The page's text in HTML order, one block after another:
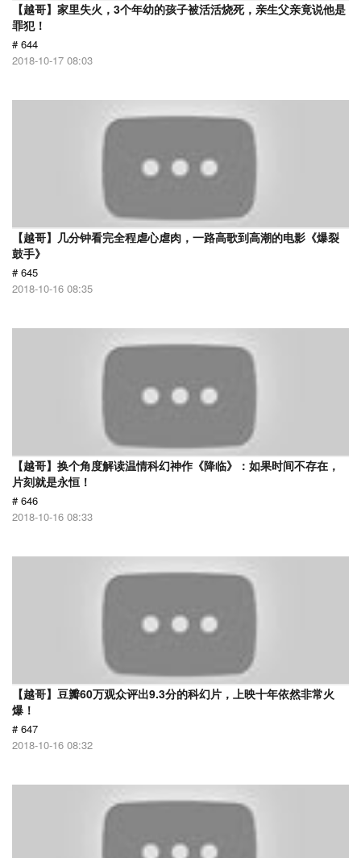
【越哥】家里失火，3个年幼的孩子被活活烧死，亲生父亲竟说他是
罪犯！
# 644
2018-10-17 08:03
【越哥】几分钟看完全程虐心虐肉，一路高歌到高潮的电影《爆裂
鼓手》
# 645
2018-10-16 08:35
【越哥】换个角度解读温情科幻神作《降临》：如果时间不存在，
片刻就是永恒！
# 646
2018-10-16 08:33
【越哥】豆瓣60万观众评出9.3分的科幻片，上映十年依然非常火
爆！
# 647
2018-10-16 08:32